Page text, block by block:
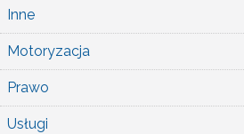
Inne
Motoryzacja
Prawo
Usługi